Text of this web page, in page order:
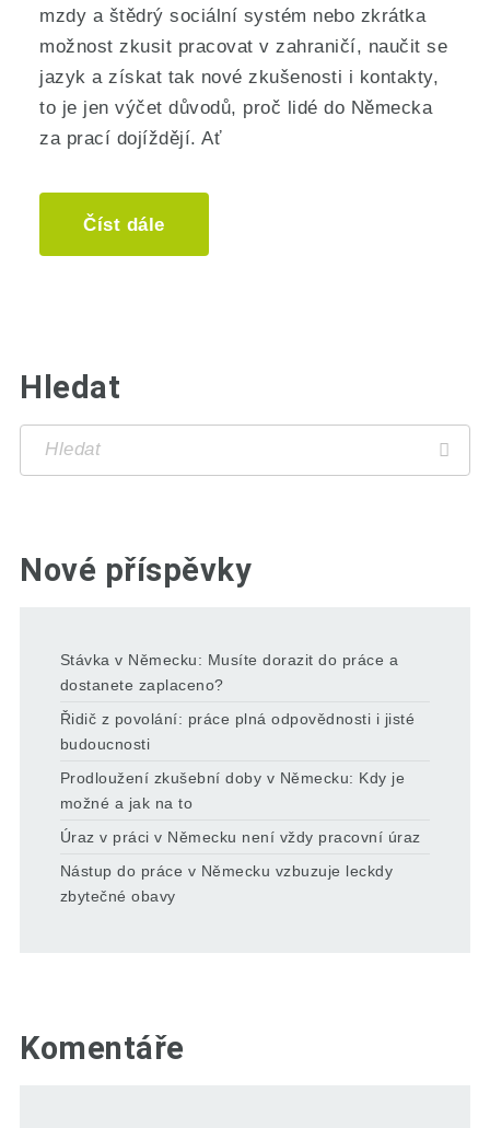
mzdy a štědrý sociální systém nebo zkrátka
možnost zkusit pracovat v zahraničí, naučit se
jazyk a získat tak nové zkušenosti i kontakty,
to je jen výčet důvodů, proč lidé do Německa
za prací dojíždějí. Ať
Číst dále
Hledat
Nové příspěvky
Stávka v Německu: Musíte dorazit do práce a
dostanete zaplaceno?
Řidič z povolání: práce plná odpovědnosti i jisté
budoucnosti
Prodloužení zkušební doby v Německu: Kdy je
možné a jak na to
Úraz v práci v Německu není vždy pracovní úraz
Nástup do práce v Německu vzbuzuje leckdy
zbytečné obavy
Komentáře